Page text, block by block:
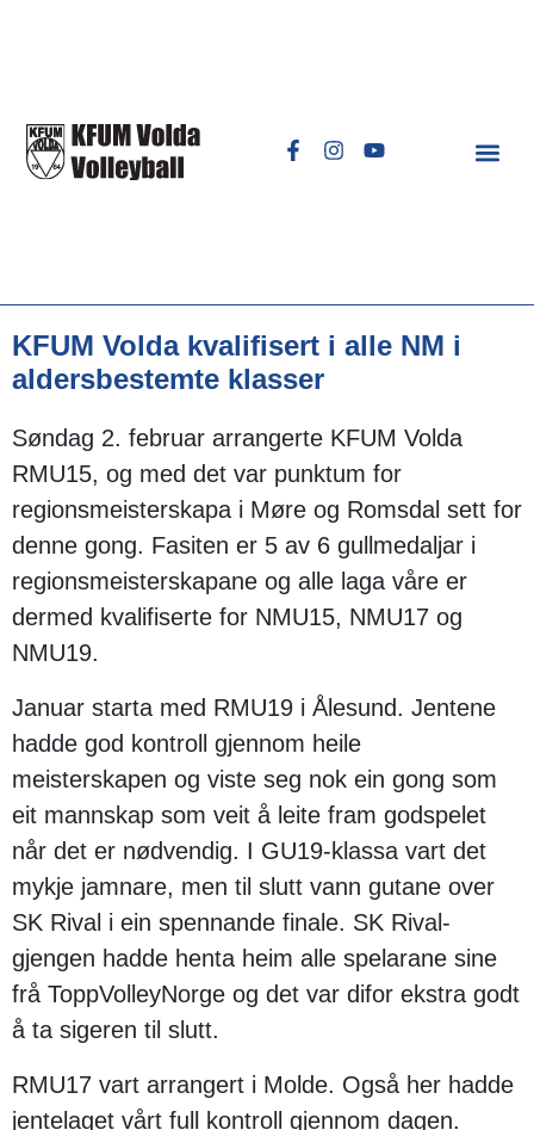
KFUM Volda kvalifisert i alle NM i
aldersbestemte klasser
Søndag 2. februar arrangerte KFUM Volda
RMU15, og med det var punktum for
regionsmeisterskapa i Møre og Romsdal sett for
denne gong. Fasiten er 5 av 6 gullmedaljar i
regionsmeisterskapane og alle laga våre er
dermed kvalifiserte for NMU15, NMU17 og
NMU19.
Januar starta med RMU19 i Ålesund. Jentene
hadde god kontroll gjennom heile
meisterskapen og viste seg nok ein gong som
eit mannskap som veit å leite fram godspelet
når det er nødvendig. I GU19-klassa vart det
mykje jamnare, men til slutt vann gutane over
SK Rival i ein spennande finale. SK Rival-
gjengen hadde henta heim alle spelarane sine
frå ToppVolleyNorge og det var difor ekstra godt
å ta sigeren til slutt.
RMU17 vart arrangert i Molde. Også her hadde
jentelaget vårt full kontroll gjennom dagen.